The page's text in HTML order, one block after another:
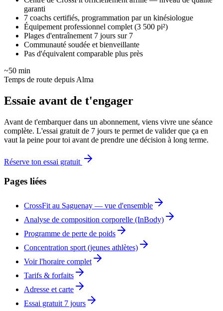
garanti
7 coachs certifiés, programmation par un kinésiologue
Équipement professionnel complet (3 500 pi²)
Plages d'entraînement 7 jours sur 7
Communauté soudée et bienveillante
Pas d'équivalent comparable plus près
~50 min
Temps de route depuis Alma
Essaie avant de t'engager
Avant de t'embarquer dans un abonnement, viens vivre une séance
complète. L'essai gratuit de 7 jours te permet de valider que ça en
vaut la peine pour toi avant de prendre une décision à long terme.
Réserve ton essai gratuit
Pages liées
CrossFit au Saguenay — vue d'ensemble
Analyse de composition corporelle (InBody)
Programme de perte de poids
Concentration sport (jeunes athlètes)
Voir l'horaire complet
Tarifs & forfaits
Adresse et carte
Essai gratuit 7 jours